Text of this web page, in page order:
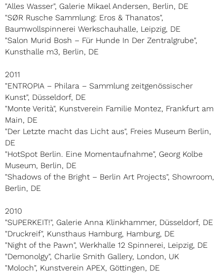
"Alles Wasser", Galerie Mikael Andersen, Berlin, DE
"SØR Rusche Sammlung: Eros & Thanatos",
Baumwollspinnerei Werkschauhalle, Leipzig, DE
"Salon Murid Bosh – Für Hunde In Der Zentralgrube",
Kunsthalle m3, Berlin, DE
2011
"ENTROPIA – Philara – Sammlung zeitgenössischer
Kunst", Düsseldorf, DE
"Monte Verità", Kunstverein Familie Montez, Frankfurt am
Main, DE
"Der Letzte macht das Licht aus", Freies Museum Berlin,
DE
"HotSpot Berlin. Eine Momentaufnahme", Georg Kolbe
Museum, Berlin, DE
"Shadows of the Bright – Berlin Art Projects", Showroom,
Berlin, DE
2010
"SUPERKEIT!", Galerie Anna Klinkhammer, Düsseldorf, DE
"Druckreif", Kunsthaus Hamburg, Hamburg, DE
"Night of the Pawn", Werkhalle 12 Spinnerei, Leipzig, DE
"Demonolgy", Charlie Smith Gallery, London, UK
"Moloch", Kunstverein APEX, Göttingen, DE